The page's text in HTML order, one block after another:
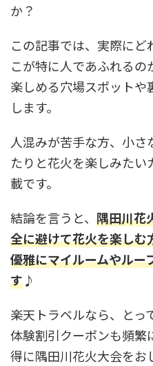
か？
この記事では、実際に
こが特に人であふれるの
楽しめる穴場スポット
します。
人混みが苦手な方、小さ
たりと花火を楽しみた
載です。
結論を言うと、 隅田川花
全に避けて花火を楽しむ
優雅にマイルームやルー
す♪
楽天トラベルなら、とっ
体験割引クーポンも頻繁
得に隅田川花火大会を